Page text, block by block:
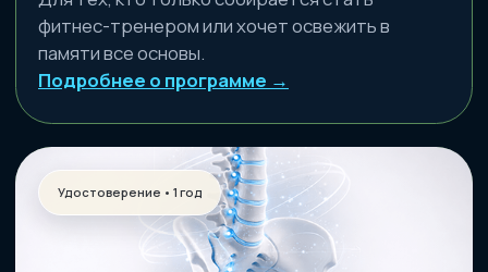
быстрого поиска.
Курс по плечевому поясу